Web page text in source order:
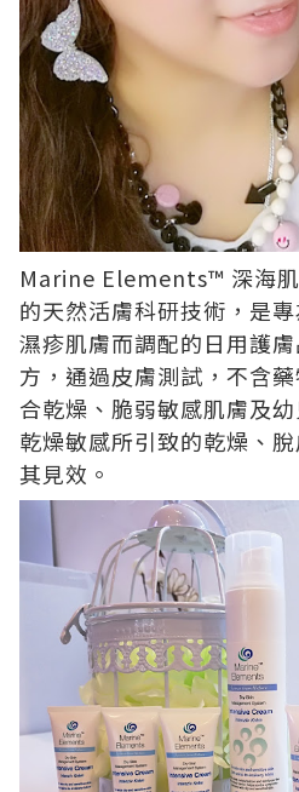
Marine Elements™ 深海
的天然活膚科研技術，是
濕疹肌膚而調配的日用護
方，通過皮膚測試，不含
合乾燥、脆弱敏感肌膚及
乾燥敏感所引致的乾燥、
其見效。